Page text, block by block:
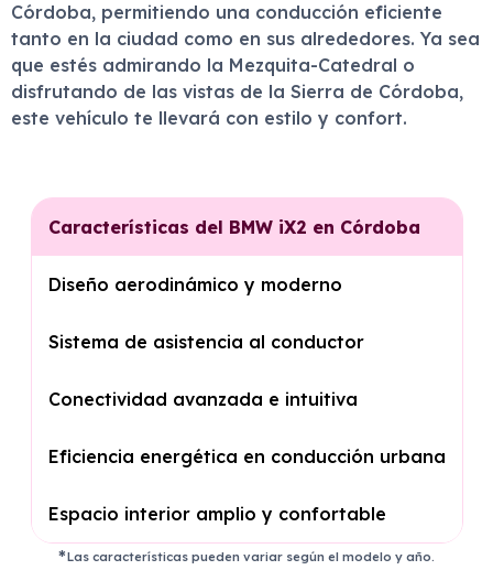
Córdoba, permitiendo una conducción eficiente
tanto en la ciudad como en sus alrededores. Ya sea
que estés admirando la Mezquita-Catedral o
disfrutando de las vistas de la Sierra de Córdoba,
este vehículo te llevará con estilo y confort.
Características del BMW iX2 en Córdoba
Diseño aerodinámico y moderno
Sistema de asistencia al conductor
Conectividad avanzada e intuitiva
Eficiencia energética en conducción urbana
Espacio interior amplio y confortable
Las características pueden variar según el modelo y año.